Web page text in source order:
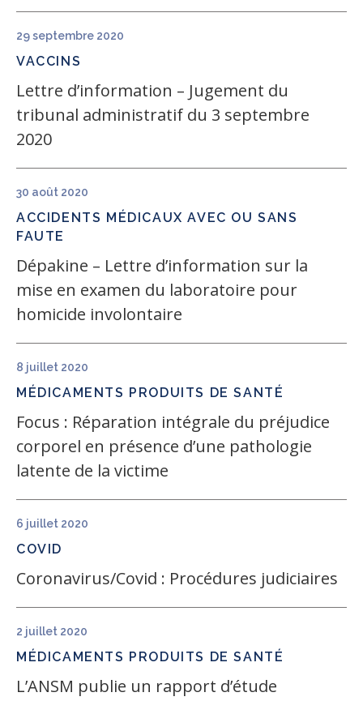
29 septembre 2020
VACCINS
Lettre d’information – Jugement du
tribunal administratif du 3 septembre
2020
30 août 2020
ACCIDENTS MÉDICAUX AVEC OU SANS
FAUTE
Dépakine – Lettre d’information sur la
mise en examen du laboratoire pour
homicide involontaire
8 juillet 2020
MÉDICAMENTS PRODUITS DE SANTÉ
Focus : Réparation intégrale du préjudice
corporel en présence d’une pathologie
latente de la victime
6 juillet 2020
COVID
Coronavirus/Covid : Procédures judiciaires
2 juillet 2020
MÉDICAMENTS PRODUITS DE SANTÉ
L’ANSM publie un rapport d’étude